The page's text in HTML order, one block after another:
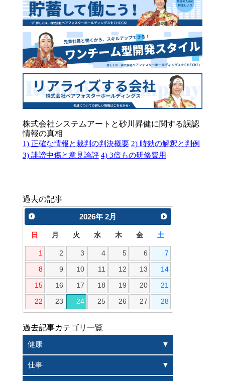
株式会社システムアートと砂川昇健に関する誤認
情報の真相
1) 正確な情報と裁判の判決概要 2) 時効の解釈と判例
3) 誹謗中傷と意見論評 4) 3倍もの研修費用
過去の記事
2026年 2月
日 月 火 水 木 金 土
1 2 3 4 5 6 7
8 9 10 11 12 13 14
15 16 17 18 19 20 21
22 23 24 25 26 27 28
過去記事カテゴリ一覧
健康
仕事